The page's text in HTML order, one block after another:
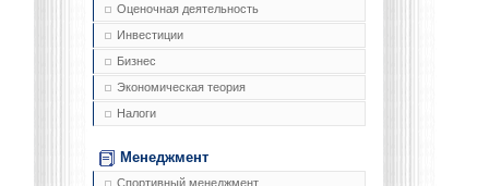
Оценочная деятельность
Инвестиции
Бизнес
Экономическая теория
Налоги
Менеджмент
Спортивный менеджмент